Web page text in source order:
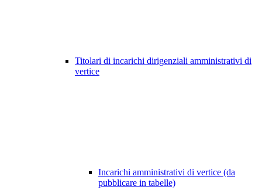
Titolari di incarichi dirigenziali amministrativi di
vertice
Incarichi amministrativi di vertice (da
pubblicare in tabelle)